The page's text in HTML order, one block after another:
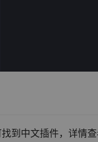
找到中文插件，详